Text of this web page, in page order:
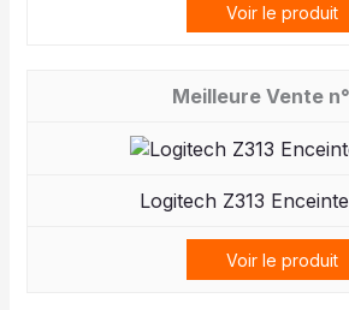
Voir le produit
Logitech Z313
Voir le produit